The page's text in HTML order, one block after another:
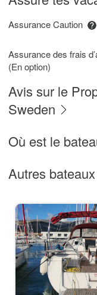
Assurance Caution
Assurance des frais
(En option)
Avis sur le
Sweden
Où est le
Autres